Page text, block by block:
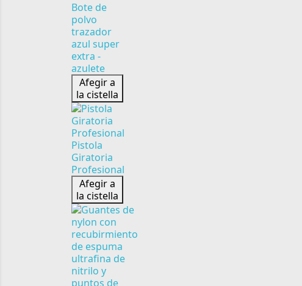
Bote de
polvo
trazador
azul super
extra -
azulete
Afegir a
la cistella
Pistola
Giratoria
Profesional
Afegir a
la cistella